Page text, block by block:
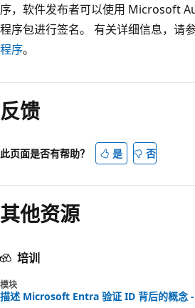
序，软件发布者可以使用 Microsoft
程序包进行签名。 有关详细信息，请
程序。
读
模
已
用
反馈
此页面是否有帮助？ 是 否
其他资源
培训
模块
描述 Microsoft Entra 验证 ID 背后的概念